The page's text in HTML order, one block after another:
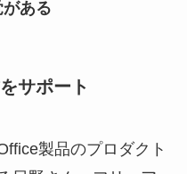
ある
サポート
製品のプロダクト